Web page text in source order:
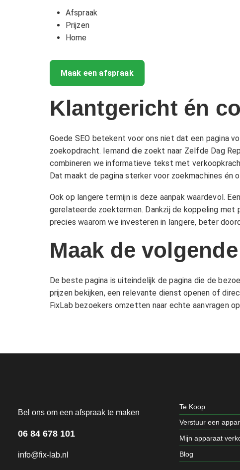
Afspraak
Prijzen
Home
Maak een afspraak
Klantgericht én
Goede SEO betekent voor ons niet dat een pagina
zoekopdracht. Iemand die zoekt naar Zelfde Dag
combineren we informatieve tekst met
Dat maakt de pagina sterker voor zoekmachines én
Ook op langere termijn is deze aanpak waardevol.
gerelateerde zoektermen. Dankzij de koppeling met
precies waarom we investeren in langere, beter
Maak de
De beste pagina is uiteindelijk de pagina die de
prijzen bekijken, een relevante dienst openen of
FixLab bezoekers omzetten naar echte aanvragen
Bel ons om een afspraak te maken
06 84 678 101
info@fix-lab.nl
Te Koop
Verstuur een
Mijn apparaat
Blog